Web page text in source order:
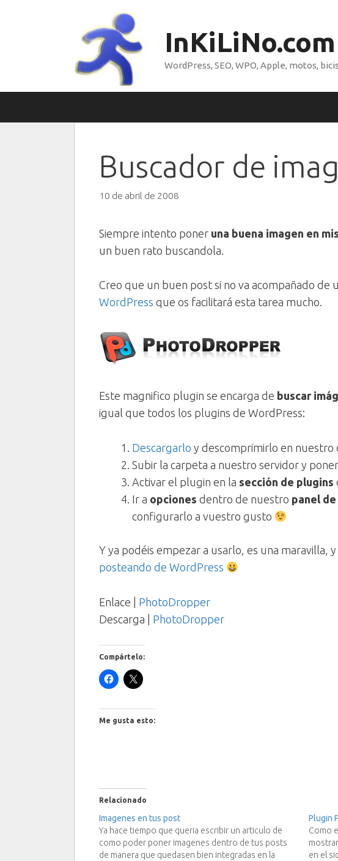
InKiLiNo.com
WordPress, SEO, WPO, Apple, motos,
Buscador de
10 de abril de 2008
Siempre intento poner una buena imagen en
un buen rato buscandola.
Creo que un buen post si no va acompañado de
WordPress que os facilitará esta tarea mucho.
Este magnifico plugin se encarga de buscar
igual que todos los plugins de WordPress:
Descargarlo y descomprimirlo en nuestro
Subir la carpeta a nuestro servidor y
Activar el plugin en la sección de plugins
Ir a opciones dentro de nuestro panel
configurarlo a vuestro gusto
Y ya podéis empezar a usarlo, es una maravilla,
posteando de WordPress
Enlace | PhotoDropper
Descarga | PhotoDropper
Compártelo:
Me gusta esto:
Relacionado
Imagenes en tus post
Ya hace tiempo que queria escribir un articulo de
como poder poner imagenes dentro de tus posts
de manera que quedasen bien integradas en la
Plugin
Como
en el